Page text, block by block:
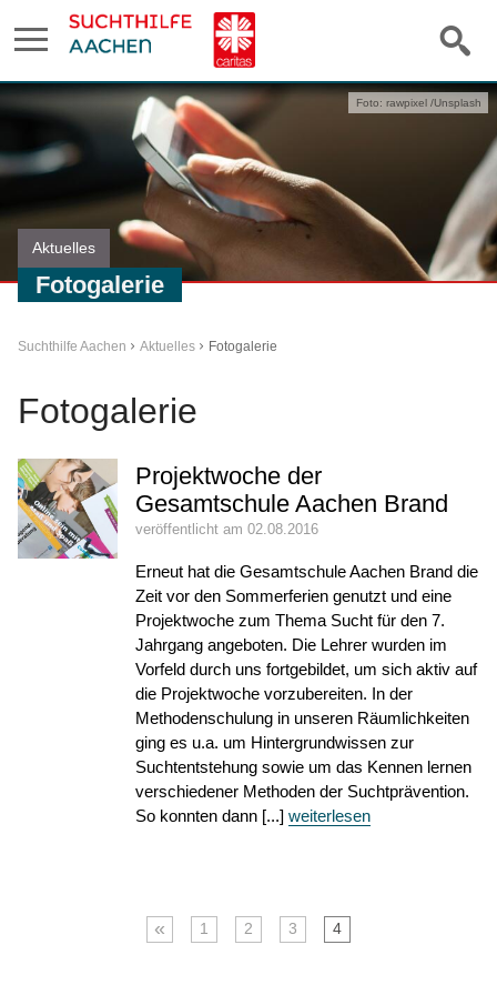
Aktuelles
Fotogalerie
Foto: rawpixel /Unsplash
Suchthilfe Aachen Aktuelles Fotogalerie
Fotogalerie
Projektwoche der
Gesamtschule Aachen Brand
veröffentlicht am 02.08.2016
Erneut hat die Gesamtschule Aachen Brand die
Zeit vor den Sommerferien genutzt und eine
Projektwoche zum Thema Sucht für den 7.
Jahrgang angeboten. Die Lehrer wurden im
Vorfeld durch uns fortgebildet, um sich aktiv auf
die Projektwoche vorzubereiten. In der
Methodenschulung in unseren Räumlichkeiten
ging es u.a. um Hintergrundwissen zur
Suchtentstehung sowie um das Kennen lernen
verschiedener Methoden der Suchtprävention.
So konnten dann [...] weiterlesen
« 1 2 3 4